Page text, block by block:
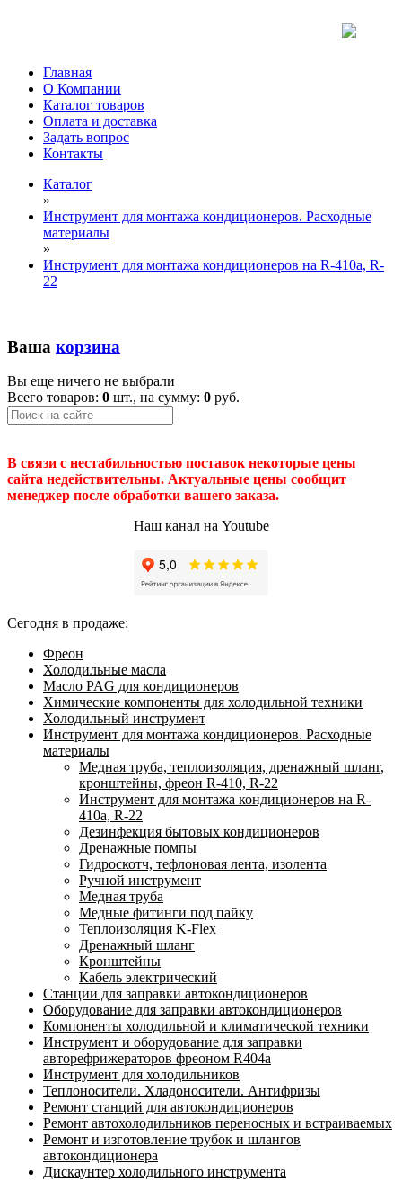
Главная
О Компании
Каталог товаров
Оплата и доставка
Задать вопрос
Контакты
Каталог
»
Инструмент для монтажа кондиционеров. Расходные
материалы
»
Инструмент для монтажа кондиционеров на R-410а, R-
22
Ваша корзина
Вы еще ничего не выбрали
Всего товаров: 0 шт., на сумму: 0 руб.
В связи с нестабильностью поставок некоторые цены
сайта недействительны. Актуальные цены сообщит
менеджер после обработки вашего заказа.
Наш канал на Youtube
Сегодня в продаже:
Фреон
Холодильные масла
Масло PAG для кондиционеров
Химические компоненты для холодильной техники
Холодильный инструмент
Инструмент для монтажа кондиционеров. Расходные
материалы
Медная труба, теплоизоляция, дренажный шланг,
кронштейны, фреон R-410, R-22
Инструмент для монтажа кондиционеров на R-
410а, R-22
Дезинфекция бытовых кондиционеров
Дренажные помпы
Гидроскотч, тефлоновая лента, изолента
Ручной инструмент
Медная труба
Медные фитинги под пайку
Теплоизоляция K-Flex
Дренажный шланг
Кронштейны
Кабель электрический
Станции для заправки автокондиционеров
Оборудование для заправки автокондиционеров
Компоненты холодильной и климатической техники
Инструмент и оборудование для заправки
авторефрижераторов фреоном R404a
Инструмент для холодильников
Теплоносители. Хладоносители. Антифризы
Ремонт станций для автокондиционеров
Ремонт автохолодильников переносных и встраиваемых
Ремонт и изготовление трубок и шлангов
автокондиционера
Дискаунтер холодильного инструмента